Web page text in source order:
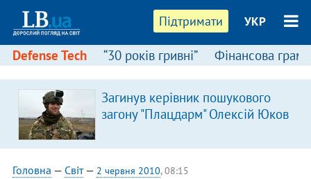
Підтримати УКР
Defense Tech “30 років гривні” Фінансова
Загинув керівник пошукового
загону "Плацдарм" Олексій Юков
Головна — Світ— 2 червня 2010, 08:15